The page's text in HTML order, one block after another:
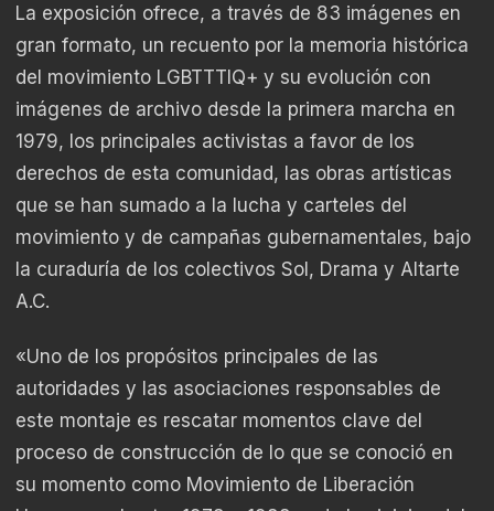
La exposición ofrece, a través de 83 imágenes en
gran formato, un recuento por la memoria histórica
del movimiento LGBTTTIQ+ y su evolución con
imágenes de archivo desde la primera marcha en
1979, los principales activistas a favor de los
derechos de esta comunidad, las obras artísticas
que se han sumado a la lucha y carteles del
movimiento y de campañas gubernamentales, bajo
la curaduría de los colectivos Sol, Drama y Altarte
A.C.
«Uno de los propósitos principales de las
autoridades y las asociaciones responsables de
este montaje es rescatar momentos clave del
proceso de construcción de lo que se conoció en
su momento como Movimiento de Liberación